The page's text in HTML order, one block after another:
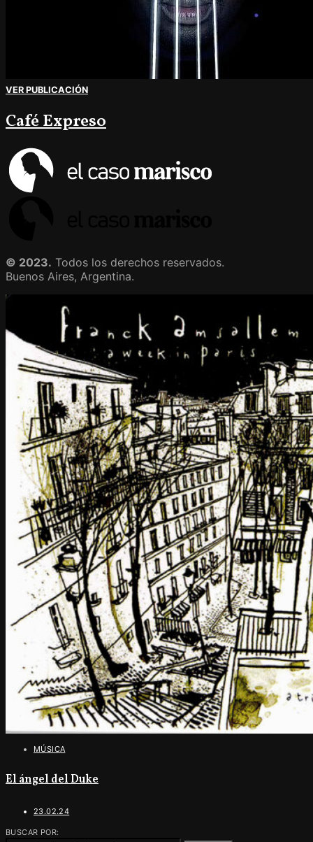
VER PUBLICACIÓN
Café Expreso
© 2023. Todos los derechos reservados.
Buenos Aires, Argentina.
MÚSICA
El ángel del Duke
23.02.24
BUSCAR POR: